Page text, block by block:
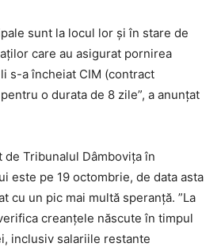
sunt la locul lor și în stare de
care au asigurat pornirea
s-a încheiat CIM (contract
o durata de 8 zile”, a anunțat
Tribunalul Dâmbovița în
este pe 19 octombrie, de data asta
cu un pic mai multă speranță. ”La
creanțele născute în timpul
inclusiv salariile restante